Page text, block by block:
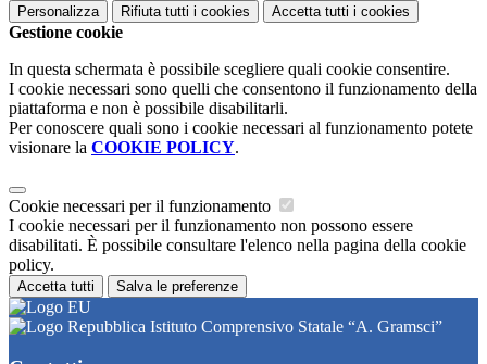
Personalizza Rifiuta tutti i cookies Accetta tutti i cookies
Gestione cookie
In questa schermata è possibile scegliere quali cookie consentire.
I cookie necessari sono quelli che consentono il funzionamento della
piattaforma e non è possibile disabilitarli.
Per conoscere quali sono i cookie necessari al funzionamento potete
visionare la COOKIE POLICY.
Cookie necessari per il funzionamento
I cookie necessari per il funzionamento non possono essere
disabilitati. È possibile consultare l'elenco nella pagina della cookie
policy.
Accetta tutti Salva le preferenze
Istituto Comprensivo Statale “A. Gramsci”